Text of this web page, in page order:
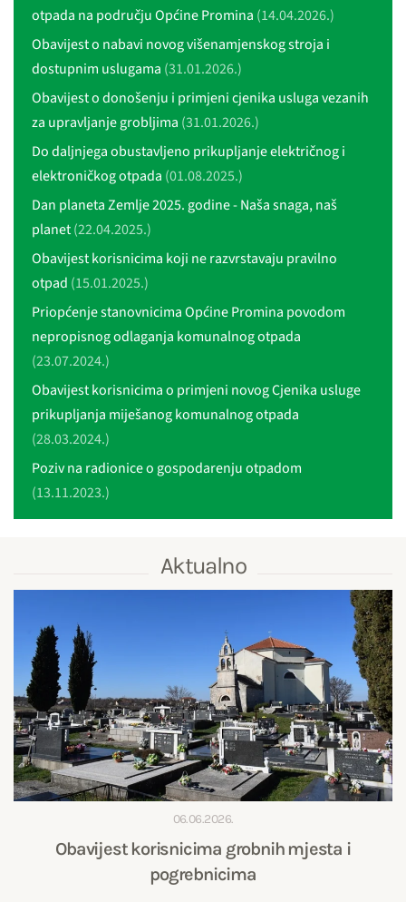
otpada na području Općine Promina (14.04.2026.)
Obavijest o nabavi novog višenamjenskog stroja i
dostupnim uslugama (31.01.2026.)
Obavijest o donošenju i primjeni cjenika usluga vezanih
za upravljanje grobljima (31.01.2026.)
Do daljnjega obustavljeno prikupljanje električnog i
elektroničkog otpada (01.08.2025.)
Dan planeta Zemlje 2025. godine - Naša snaga, naš
planet(22.04.2025.)
Obavijest korisnicima koji ne razvrstavaju pravilno
otpad (15.01.2025.)
Priopćenje stanovnicima Općine Promina povodom
nepropisnog odlaganja komunalnog otpada
(23.07.2024.)
Obavijest korisnicima o primjeni novog Cjenika usluge
prikupljanja miješanog komunalnog otpada
(28.03.2024.)
Poziv na radionice o gospodarenju otpadom
(13.11.2023.)
Aktualno
06.06.2026.
Obavijest korisnicima grobnih mjesta i
pogrebnicima